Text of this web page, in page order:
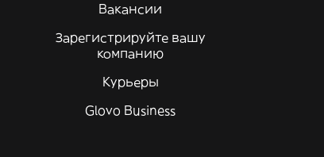
Вакансии
Зарегистрируйте вашу
компанию
Курьеры
Glovo Business